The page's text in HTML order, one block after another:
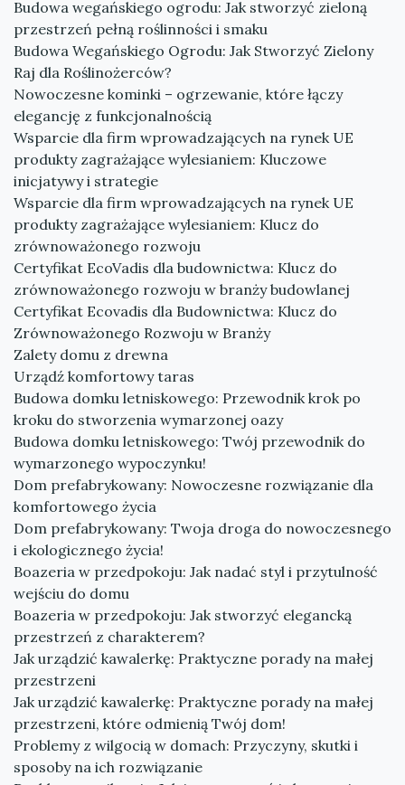
Budowa wegańskiego ogrodu: Jak stworzyć zieloną
przestrzeń pełną roślinności i smaku
Budowa Wegańskiego Ogrodu: Jak Stworzyć Zielony
Raj dla Roślinożerców?
Nowoczesne kominki – ogrzewanie, które łączy
elegancję z funkcjonalnością
Wsparcie dla firm wprowadzających na rynek UE
produkty zagrażające wylesianiem: Kluczowe
inicjatywy i strategie
Wsparcie dla firm wprowadzających na rynek UE
produkty zagrażające wylesianiem: Klucz do
zrównoważonego rozwoju
Certyfikat EcoVadis dla budownictwa: Klucz do
zrównoważonego rozwoju w branży budowlanej
Certyfikat Ecovadis dla Budownictwa: Klucz do
Zrównoważonego Rozwoju w Branży
Zalety domu z drewna
Urządź komfortowy taras
Budowa domku letniskowego: Przewodnik krok po
kroku do stworzenia wymarzonej oazy
Budowa domku letniskowego: Twój przewodnik do
wymarzonego wypoczynku!
Dom prefabrykowany: Nowoczesne rozwiązanie dla
komfortowego życia
Dom prefabrykowany: Twoja droga do nowoczesnego
i ekologicznego życia!
Boazeria w przedpokoju: Jak nadać styl i przytulność
wejściu do domu
Boazeria w przedpokoju: Jak stworzyć elegancką
przestrzeń z charakterem?
Jak urządzić kawalerkę: Praktyczne porady na małej
przestrzeni
Jak urządzić kawalerkę: Praktyczne porady na małej
przestrzeni, które odmienią Twój dom!
Problemy z wilgocią w domach: Przyczyny, skutki i
sposoby na ich rozwiązanie